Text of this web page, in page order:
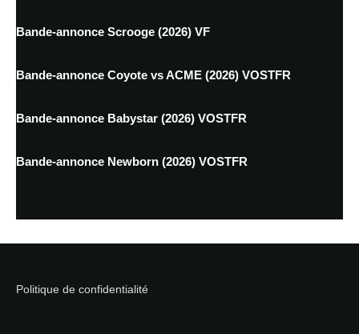
Bande-annonce Scrooge (2026) VF
Bande-annonce Coyote vs ACME (2026) VOSTFR
Bande-annonce Babystar (2026) VOSTFR
Bande-annonce Newborn (2026) VOSTFR
Politique de confidentialité